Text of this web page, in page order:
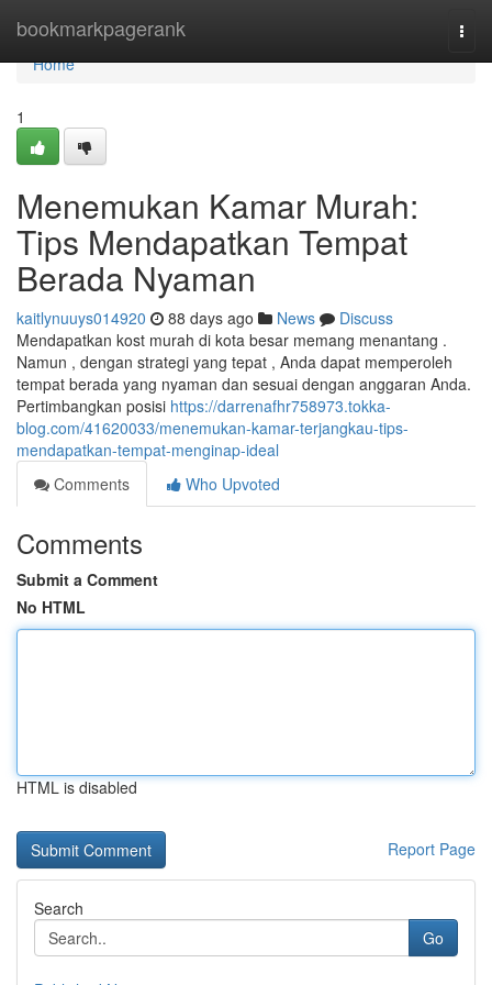
bookmarkpagerank
Home
Home
1
Menemukan Kamar Murah:
Tips Mendapatkan Tempat
Berada Nyaman
kaitlynuuys014920 88 days ago News
Discuss
Mendapatkan kost murah di kota besar memang menantang .
Namun , dengan strategi yang tepat , Anda dapat memperoleh
tempat berada yang nyaman dan sesuai dengan anggaran Anda.
Pertimbangkan posisi https://darrenafhr758973.tokka-
blog.com/41620033/menemukan-kamar-terjangkau-tips-
mendapatkan-tempat-menginap-ideal
Comments
Who Upvoted
Comments
Submit a Comment
No HTML
HTML is disabled
Report Page
Search
Go